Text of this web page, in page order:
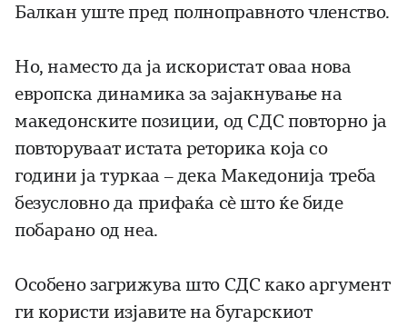
Балкан уште пред полноправното членство.
Но, наместо да ја искористат оваа нова
европска динамика за зајакнување на
македонските позиции, од СДС повторно ја
повторуваат истата реторика која со
години ја туркаа – дека Македонија треба
безусловно да прифаќа сè што ќе биде
побарано од неа.
Особено загрижува што СДС како аргумент
ги користи изјавите на бугарскиот